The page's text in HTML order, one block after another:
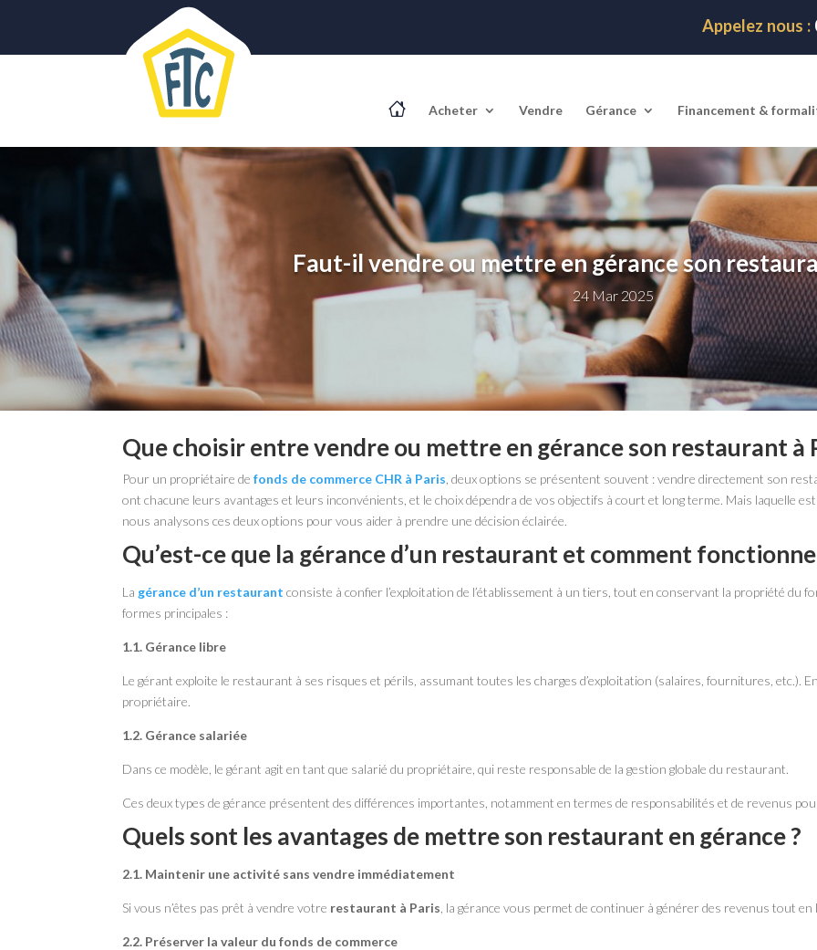
Appelez nous :
Acheter Vendre Gérance Financement &
Faut-il vendre ou mettre en gérance son
24 Mar 2025
Que choisir entre vendre ou mettre en gérance son restaurant à
Pour un propriétaire defonds de commerce CHR à Paris , deux options se présentent souvent : vendre directement son
ont chacune leurs avantages et leurs inconvénients, et le choix dépendra de vos objectifs à court et long terme. Mais laquelle
nous analysons ces deux options pour vous aider à prendre une décision éclairée.
Qu’est-ce que la gérance d’un restaurant et comment
La gérance d’un restaurant consiste à confier l’exploitation de l’établissement à un tiers, tout en conservant la propriété du
formes principales :
1.1. Gérance libre
Le gérant exploite le restaurant à ses risques et périls, assumant toutes les charges d’exploitation (salaires, fournitures, etc.).
propriétaire.
1.2. Gérance salariée
Dans ce modèle, le gérant agit en tant que salarié du propriétaire, qui reste responsable de la gestion globale du restaurant.
Ces deux types de gérance présentent des différences importantes, notamment en termes de responsabilités et de revenus
Quels sont les avantages de mettre son restaurant en gérance ?
2.1. Maintenir une activité sans vendre immédiatement
Si vous n’êtes pas prêt à vendre votre restaurant à Paris , la gérance vous permet de continuer à générer des revenus tout
2.2. Préserver la valeur du fonds de commerce